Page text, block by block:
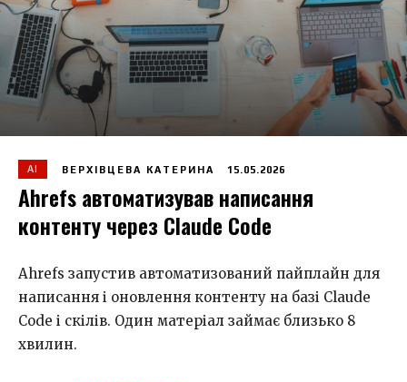
AI ВЕРХІВЦЕВА КАТЕРИНА 15.05.2026
Ahrefs автоматизував написання
контенту через Claude Code
Ahrefs запустив автоматизований пайплайн для
написання і оновлення контенту на базі Claude
Code і скілів. Один матеріал займає близько 8
хвилин.